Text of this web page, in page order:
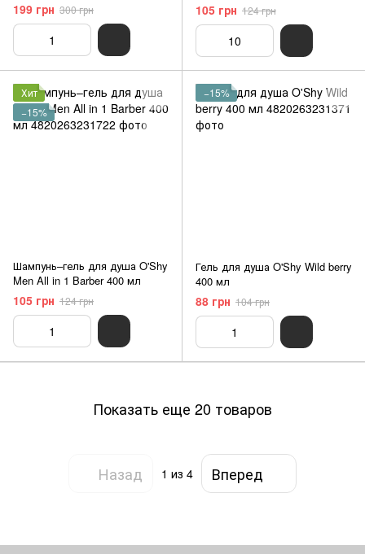
199 грн 300 грн 105 грн 124 грн
Хит
−15%
Шампунь–гель для душа O'Shy
Men All in 1 Barber 400 мл
105 грн 124 грн
−15%
Гель для душа O'Shy Wild berry
400 мл
88 грн 104 грн
Показать еще 20 товаров
Назад 1 из 4 Вперед